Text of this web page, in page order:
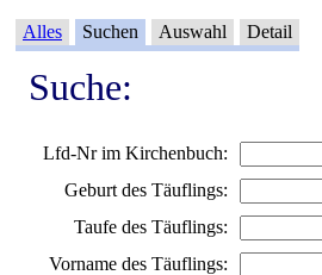
Alles Suchen Auswahl Detail
Suche:
Lfd-Nr im Kirchenbuch:
Geburt des Täuflings:
Taufe des Täuflings:
Vorname des Täuflings: